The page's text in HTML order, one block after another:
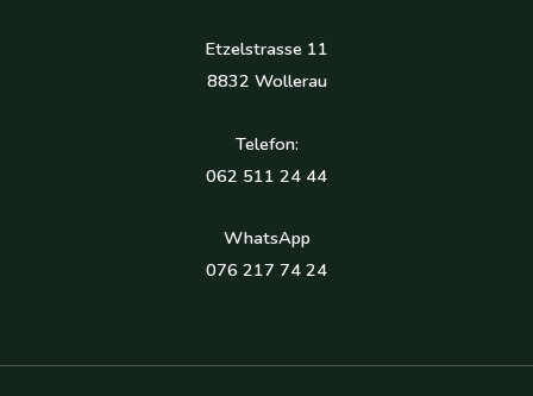
Etzelstrasse 11
8832 Wollerau
Telefon:
062 511 24 44
WhatsApp
076 217 74 24